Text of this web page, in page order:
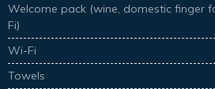
Welcome pack (wine, domestic finger
Fi)
Wi-Fi
Towels